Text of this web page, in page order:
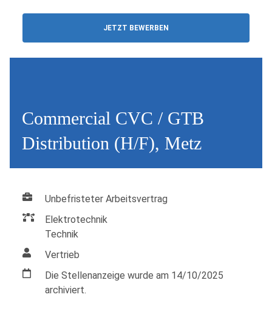
JETZT BEWERBEN
Commercial CVC / GTB
Distribution (H/F), Metz
Unbefristeter Arbeitsvertrag
Elektrotechnik
Technik
Vertrieb
Die Stellenanzeige wurde am 14/10/2025
archiviert.